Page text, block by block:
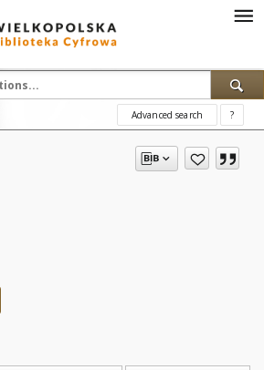
Advanced search ?